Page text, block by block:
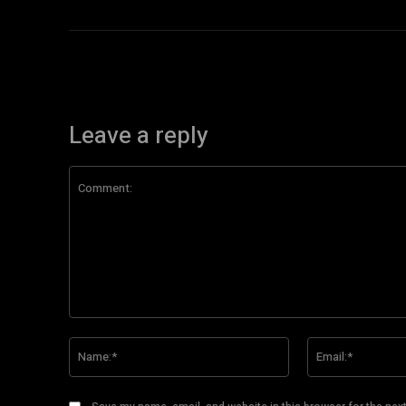
Leave a reply